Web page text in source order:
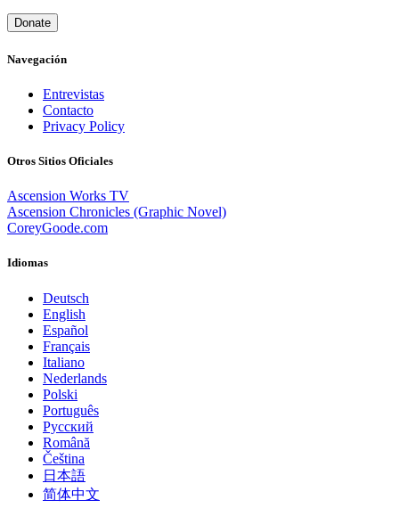
Donate
Navegación
Entrevistas
Contacto
Privacy Policy
Otros Sitios Oficiales
Ascension Works TV
Ascension Chronicles (Graphic Novel)
CoreyGoode.com
Idiomas
Deutsch
English
Español
Français
Italiano
Nederlands
Polski
Português
Pусский
Română
Čeština
日本語
简体中文